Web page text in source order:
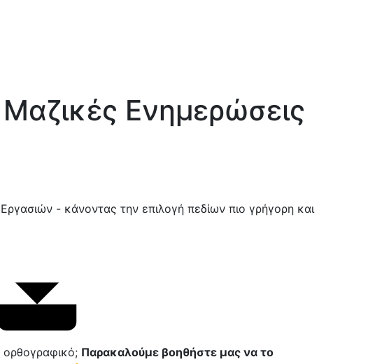
Ενημερώσεις
- κάνοντας την επιλογή πεδίων πιο γρήγορη και
Παρακαλούμε βοηθήστε μας να το